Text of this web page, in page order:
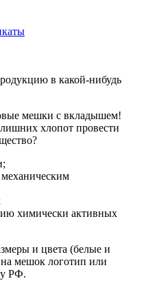
в какой-нибудь
мешки с вкладышем!
хлопот провести
химически активных
и цвета (белые и
мешок логотип или
РФ.